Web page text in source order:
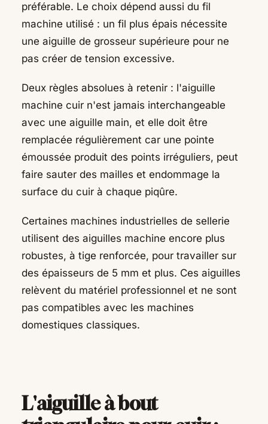
préférable. Le choix dépend aussi du fil
machine utilisé : un fil plus épais nécessite
une aiguille de grosseur supérieure pour ne
pas créer de tension excessive.
Deux règles absolues à retenir : l'aiguille
machine cuir n'est jamais interchangeable
avec une aiguille main, et elle doit être
remplacée régulièrement car une pointe
émoussée produit des points irréguliers, peut
faire sauter des mailles et endommage la
surface du cuir à chaque piqûre.
Certaines machines industrielles de sellerie
utilisent des aiguilles machine encore plus
robustes, à tige renforcée, pour travailler sur
des épaisseurs de 5 mm et plus. Ces aiguilles
relèvent du matériel professionnel et ne sont
pas compatibles avec les machines
domestiques classiques.
L'aiguille à bout